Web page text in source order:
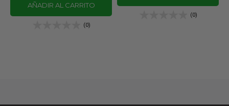
AÑADIR AL CARRITO
(0)
(0)